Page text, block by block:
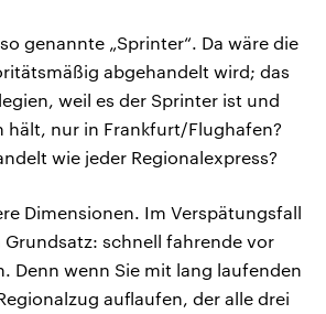
genannte „Sprinter“. Da wäre die
abgehandelt wird; das
weil es der Sprinter ist und
hält, nur in Frankfurt/Flughafen?
wie jeder Regionalexpress?
Dimensionen. Im Verspätungsfall
schnell fahrende vor
Denn wenn Sie mit lang laufenden
auflaufen, der alle drei